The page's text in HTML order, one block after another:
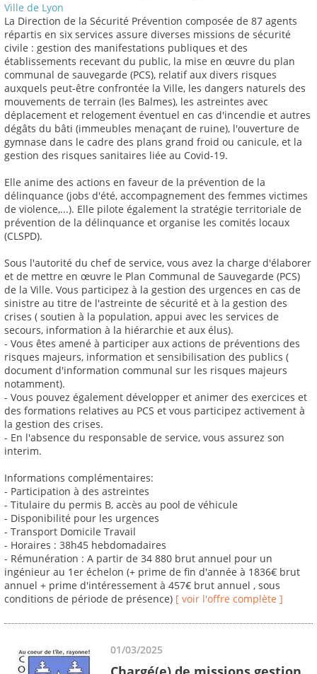
Ville de Lyon
La Direction de la Sécurité Prévention composée de 87 agents
répartis en six services assure diverses missions de sécurité
civile : gestion des manifestations publiques et des
établissements recevant du public, la mise en œuvre du plan
communal de sauvegarde (PCS), relatif aux divers risques
auxquels peut-être confrontée la Ville, les dangers naturels des
mouvements de terrain (les Balmes), les astreintes avec
déplacement et relogement éventuel en cas d'incendie et autres
dégâts du bâti (immeubles menaçant de ruine), l'ouverture de
gymnase dans le cadre des plans grand froid ou canicule, et la
gestion des risques sanitaires liée au Covid-19.
Elle anime des actions en faveur de la prévention de la
délinquance (jobs d'été, accompagnement des femmes victimes
de violence,...). Elle pilote également la stratégie territoriale de
prévention de la délinquance et organise les comités locaux
(CLSPD).
Sous l'autorité du chef de service, vous avez la charge d'élaborer
et de mettre en œuvre le Plan Communal de Sauvegarde (PCS)
de la Ville. Vous participez à la gestion des urgences en cas de
sinistre au titre de l'astreinte de sécurité et à la gestion des
crises ( soutien à la population, appui avec les services de
secours, information à la hiérarchie et aux élus).
- Vous êtes amené à participer aux actions de préventions des
risques majeurs, information et sensibilisation des publics (
document d'information communal sur les risques majeurs
notamment).
- Vous pouvez également développer et animer des exercices et
des formations relatives au PCS et vous participez activement à
la gestion des crises.
- En l'absence du responsable de service, vous assurez son
interim.
Informations complémentaires:
- Participation à des astreintes
- Titulaire du permis B, accès au pool de véhicule
- Disponibilité pour les urgences
- Transport Domicile Travail
- Horaires : 38h45 hebdomadaires
- Rémunération : A partir de 34 880 brut annuel pour un
ingénieur au 1er échelon (+ prime de fin d'année à 1836€ brut
annuel + prime d'intéressement à 457€ brut annuel , sous
conditions de période de présence) [ voir l'offre complète ]
01/03/2025